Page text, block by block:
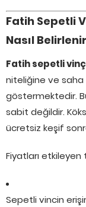
Fatih Sepetli
Nasıl
Fatih sepetli
niteliğine ve saha
göstermektedir.
sabit değildir.
ücretsiz keşif
Fiyatları
Sepetli vincin